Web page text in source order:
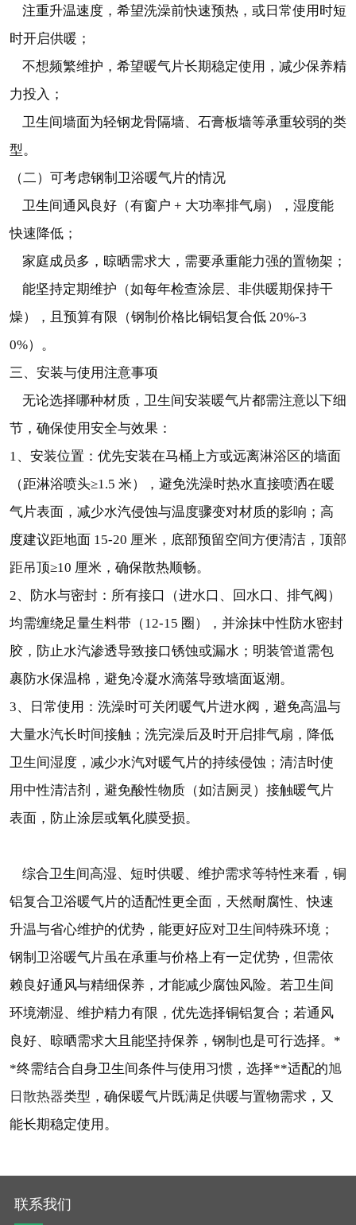
注重升温速度，希望洗澡前快速预热，或日常使用时短
时开启供暖；
不想频繁维护，希望暖气片长期稳定使用，减少保养精
力投入；
卫生间墙面为轻钢龙骨隔墙、石膏板墙等承重较弱的类
型。
（二）可考虑钢制卫浴暖气片的情况
卫生间通风良好（有窗户 + 大功率排气扇），湿度能
快速降低；
家庭成员多，晾晒需求大，需要承重能力强的置物架；
能坚持定期维护（如每年检查涂层、非供暖期保持干
燥），且预算有限（钢制价格比铜铝复合低 20%-3
0%）。
三、安装与使用注意事项
无论选择哪种材质，卫生间安装暖气片都需注意以下细
节，确保使用安全与效果：
1、安装位置：优先安装在马桶上方或远离淋浴区的墙面
（距淋浴喷头≥1.5 米），避免洗澡时热水直接喷洒在暖
气片表面，减少水汽侵蚀与温度骤变对材质的影响；高
度建议距地面 15-20 厘米，底部预留空间方便清洁，顶部
距吊顶≥10 厘米，确保散热顺畅。
2、防水与密封：所有接口（进水口、回水口、排气阀）
均需缠绕足量生料带（12-15 圈），并涂抹中性防水密封
胶，防止水汽渗透导致接口锈蚀或漏水；明装管道需包
裹防水保温棉，避免冷凝水滴落导致墙面返潮。
3、日常使用：洗澡时可关闭暖气片进水阀，避免高温与
大量水汽长时间接触；洗完澡后及时开启排气扇，降低
卫生间湿度，减少水汽对暖气片的持续侵蚀；清洁时使
用中性清洁剂，避免酸性物质（如洁厕灵）接触暖气片
表面，防止涂层或氧化膜受损。
综合卫生间高湿、短时供暖、维护需求等特性来看，铜
铝复合卫浴暖气片的适配性更全面，天然耐腐性、快速
升温与省心维护的优势，能更好应对卫生间特殊环境；
钢制卫浴暖气片虽在承重与价格上有一定优势，但需依
赖良好通风与精细保养，才能减少腐蚀风险。若卫生间
环境潮湿、维护精力有限，优先选择铜铝复合；若通风
良好、晾晒需求大且能坚持保养，钢制也是可行选择。*
*终需结合自身卫生间条件与使用习惯，选择**适配的旭
日散热器类型，确保暖气片既满足供暖与置物需求，又
能长期稳定使用。
联系我们